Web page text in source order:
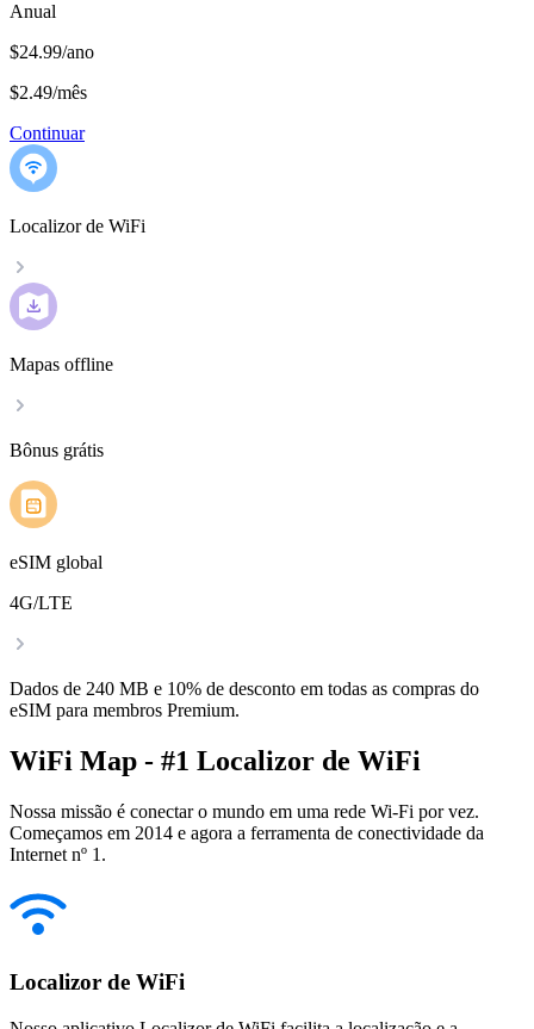
Anual
$24.99/ano
$2.49/mês
Continuar
Localizor de WiFi
Mapas offline
Bônus grátis
eSIM global
4G/LTE
Dados de 240 MB e 10% de desconto em todas as compras do
eSIM para membros Premium.
WiFi Map - #1 Localizor de WiFi
Nossa missão é conectar o mundo em uma rede Wi-Fi por vez.
Começamos em 2014 e agora a ferramenta de conectividade da
Internet nº 1.
Localizor de WiFi